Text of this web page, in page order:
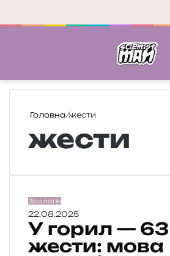
Головна/жести
жести
У
г
о
и
Зоологія
22.08.2025
У горил — 63
жести: мова